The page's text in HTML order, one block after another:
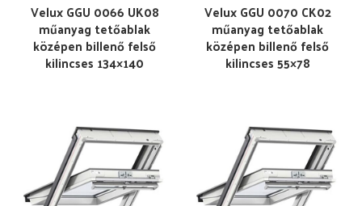
Velux GGU 0066 UK08
műanyag tetőablak
középen billenő felső
kilincses 134×140
Velux GGU 0070 CK02
műanyag tetőablak
középen billenő felső
kilincses 55×78